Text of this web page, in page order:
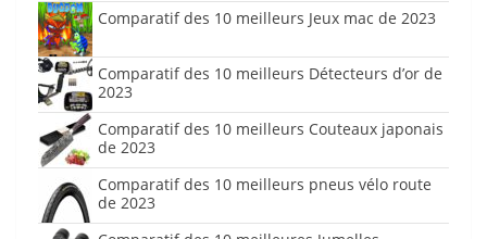
Comparatif des 10 meilleurs Jeux mac de 2023
Comparatif des 10 meilleurs Détecteurs d’or de
2023
Comparatif des 10 meilleurs Couteaux japonais
de 2023
Comparatif des 10 meilleurs pneus vélo route
de 2023